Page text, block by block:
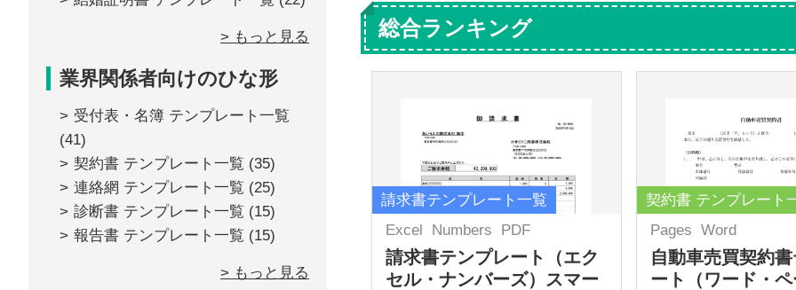
総合ランキング
請求書テンプレート一覧
Excel
Numbers PDF
請求書テンプレート（エク
セル・ナンバーズ）スマー
契約書 テンプレート
Pages Word
自動車売買契約
ート（ワード・
> もっと見る
業界関係者向けのひな形
受付表・名簿 テンプレート一覧
(41)
契約書 テンプレート一覧 (35)
連絡網 テンプレート一覧 (25)
診断書 テンプレート一覧 (15)
報告書 テンプレート一覧 (15)
> もっと見る